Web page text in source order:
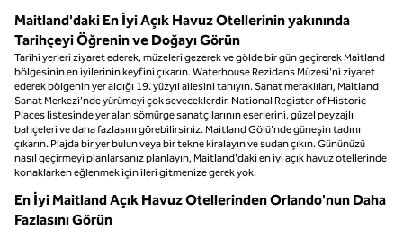
Maitland'daki En İyi Açık Havuz Otellerinin yakınında
Tarihçeyi Öğrenin ve Doğayı Görün
Tarihi yerleri ziyaret ederek, müzeleri gezerek ve gölde bir gün geçirerek Maitland
bölgesinin en iyilerinin keyfini çıkarın. Waterhouse Rezidans Müzesi'ni ziyaret
ederek bölgenin yer aldığı 19. yüzyıl ailesini tanıyın. Sanat meraklıları, Maitland
Sanat Merkezi'nde yürümeyi çok seveceklerdir. National Register of Historic
Places listesinde yer alan sömürge sanatçılarının eserlerini, güzel peyzajlı
bahçeleri ve daha fazlasını görebilirsiniz. Maitland Gölü'nde güneşin tadını
çıkarın. Plajda bir yer bulun veya bir tekne kiralayın ve sudan çıkın. Gününüzü
nasıl geçirmeyi planlarsanız planlayın, Maitland'daki en iyi açık havuz otellerinde
konaklarken eğlenmek için ileri gitmenize gerek yok.
En İyi Maitland Açık Havuz Otellerinden Orlando'nun Daha
Fazlasını Görün